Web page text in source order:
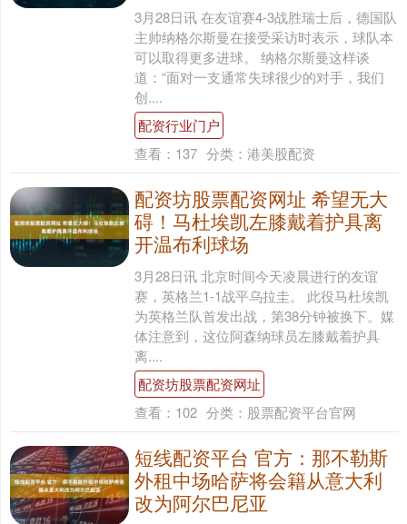
3月28日讯 在友谊赛4-3战胜瑞士后，德国队
主帅纳格尔斯曼在接受采访时表示，球队本
可以取得更多进球。 纳格尔斯曼这样谈
道：“面对一支通常失球很少的对手，我们
创....
配资行业门户
查看： 137 分类： 港美股配资
配资坊股票配资网址 希望无大
碍！马杜埃凯左膝戴着护具离
开温布利球场
3月28日讯 北京时间今天凌晨进行的友谊
赛，英格兰1-1战平乌拉圭。 此役马杜埃凯
为英格兰队首发出战，第38分钟被换下。媒
体注意到，这位阿森纳球员左膝戴着护具
离....
配资坊股票配资网址
查看： 102 分类： 股票配资平台官网
短线配资平台 官方：那不勒斯
外租中场哈萨将会籍从意大利
改为阿尔巴尼亚